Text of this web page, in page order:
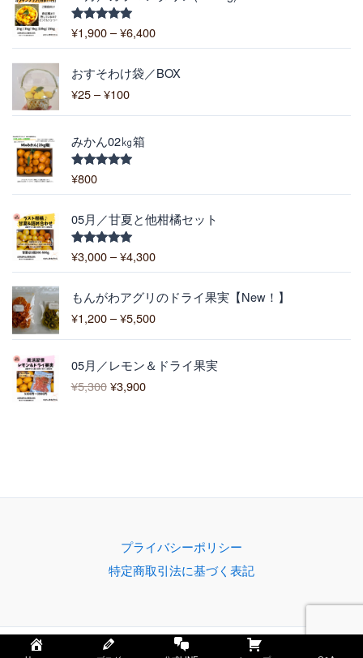
5段階中
5.00
¥1,900 –¥6,400
格
:
1
6
4
0
おすそわけ袋／BOX
¥25 –¥100
価
格
帯
:
¥
2
5
1
0
0
みかん02㎏箱
5段階中
¥800
05月／甘夏と他柑橘セット
5段階中
5.00
¥3,000 –¥4,300
価
格
:
3
,
0
もんがわアグリのドライ果実【New！】
¥1,200 –¥5,500
格
帯
:
1
5
0
0
05月／レモン＆ドライ果実
¥5,300
元
の
価
3
し
た
¥3,900
現
在
の
,
0
で
す
プライバシーポリシー
特定商取引法に基づく表記